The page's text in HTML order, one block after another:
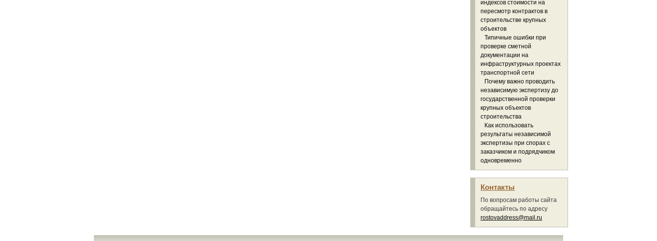
индексов стоимости на
пересмотр контрактов в
строительстве крупных
объектов
Типичные ошибки при
проверке сметной
документации на
инфраструктурных проектах
транспортной сети
Почему важно проводить
независимую экспертизу до
государственной проверки
крупных объектов
строительства
Как использовать
результаты независимой
экспертизы при спорах с
заказчиком и подрядчиком
одновременно
Контакты
По вопросам работы сайта
обращайтесь по адресу
rostovaddress@mail.ru